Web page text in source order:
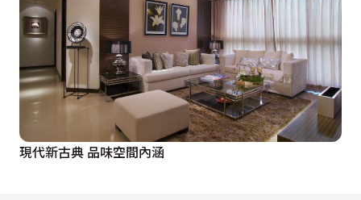
現代新古典 品味空間內涵